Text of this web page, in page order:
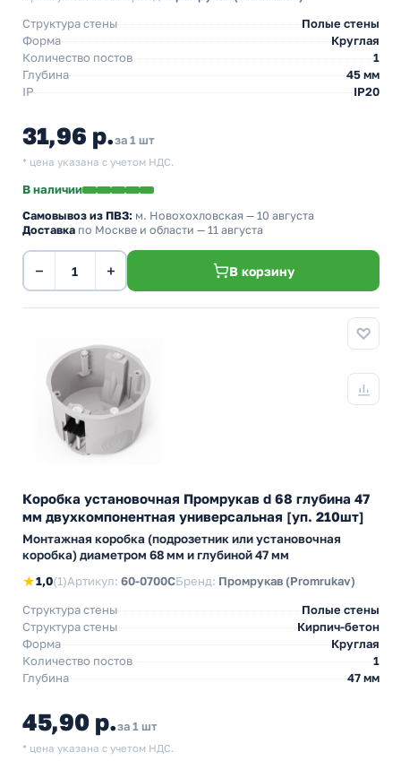
Структура стены
Полые стены
Форма
Круглая
Количество постов
1
Глубина
45 мм
IP
IP20
31,96 р.за 1 шт
* цена указана с учетом НДС.
В наличии
Самовывоз из ПВЗ: м. Новохохловская — 10 августа
Доставка по Москве и области — 11 августа
− + В корзину
Коробка установочная Промрукав d 68 глубина 47
мм двухкомпонентная универсальная [уп. 210шт]
Монтажная коробка (подрозетник или установочная
коробка) диаметром 68 мм и глубиной 47 мм
★1,0(1)Артикул: 60-0700СБренд: Промрукав (Promrukav)
Структура стены
Полые стены
Структура стены
Кирпич-бетон
Форма
Круглая
Количество постов
1
Глубина
47 мм
45,90 р.за 1 шт
* цена указана с учетом НДС.